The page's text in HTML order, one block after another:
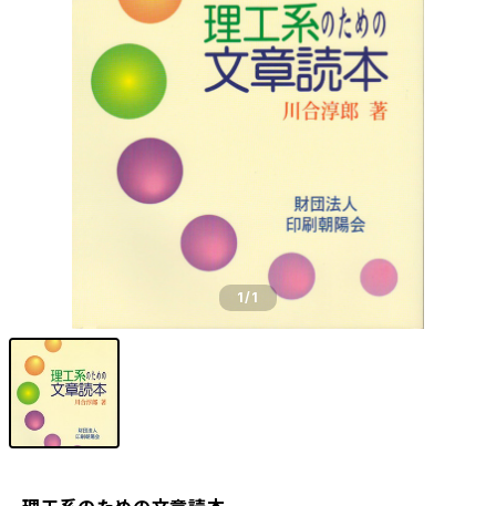
1/1